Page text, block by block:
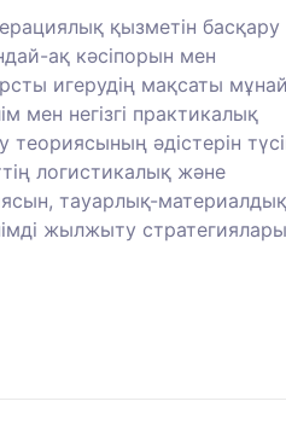
қызметін басқару
ақ кәсіпорын мен
игерудің мақсаты
мен негізгі практикалық
әдістерін
логистикалық және
тауарлық-материалдық
жылжыту